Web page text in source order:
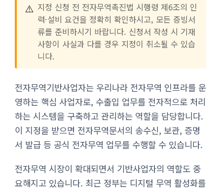
⚠️ 지정 신청 전 전자무역촉진법 시행령 제6조의 인
력·설비 요건을 정확히 확인하시고, 모든 증빙서
류를 준비하시기 바랍니다. 신청서 작성 시 기재
사항이 사실과 다를 경우 지정이 취소될 수 있습
니다.
전자무역기반사업자는 우리나라 전자무역 인프라를 운
영하는 핵심 사업자로, 수출입 업무를 전자적으로 처리
하는 시스템을 구축하고 관리하는 역할을 담당합니다.
이 지정을 받으면 전자무역문서의 송수신, 보관, 증명
서 발급 등 공식 전자무역 업무를 수행할 수 있습니다.
전자무역 시장이 확대되면서 기반사업자의 역할도 중
요해지고 있습니다. 최근 정부는 디지털 무역 활성화를